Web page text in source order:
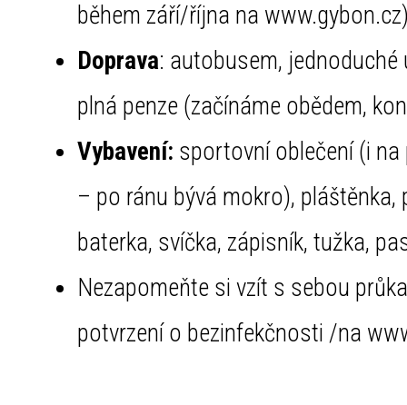
během září/října na
Doprava: autobusem,
plná penze (začínáme obědem,
Vybavení: sportovní oblečení (i
– po ránu bývá mokro), pláštěnka,
baterka, svíčka, zápisník, tužka,
Nezapomeňte si vzít s sebou
potvrzení o bezinfekčnosti /na